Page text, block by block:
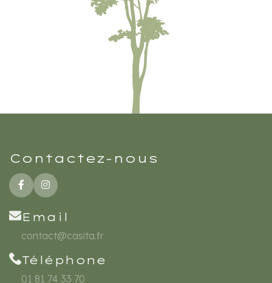
Contactez-nous
Email
contact@casita.fr
Téléphone
01 81 74 33 70